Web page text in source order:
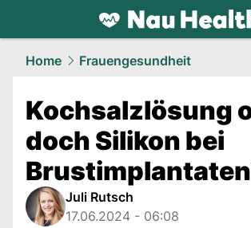
health.NAU.ch
Home Frauengesundheit
Kochsalzlösung
doch Silikon bei
Juli Rutsch
17.06.2024 - 06:08